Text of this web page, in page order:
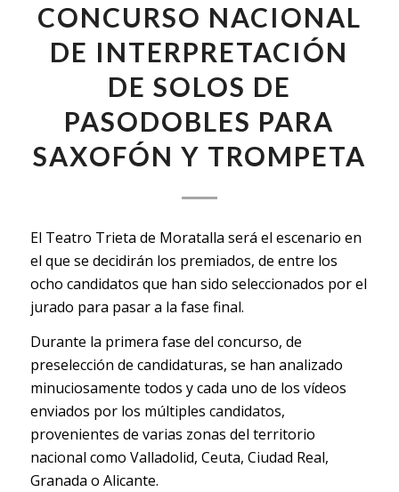
CONCURSO NACIONAL
DE INTERPRETACIÓN
DE SOLOS DE
PASODOBLES PARA
SAXOFÓN Y TROMPETA
El Teatro Trieta de Moratalla será el escenario en
el que se decidirán los premiados, de entre los
ocho candidatos que han sido seleccionados por el
jurado para pasar a la fase final.
Durante la primera fase del concurso, de
preselección de candidaturas, se han analizado
minuciosamente todos y cada uno de los vídeos
enviados por los múltiples candidatos,
provenientes de varias zonas del territorio
nacional como Valladolid, Ceuta, Ciudad Real,
Granada o Alicante.